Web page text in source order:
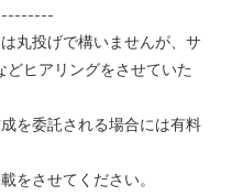
丸投げで構いませんが、サ
どヒアリングをさせていた
を委託される場合には有料
をさせてください。